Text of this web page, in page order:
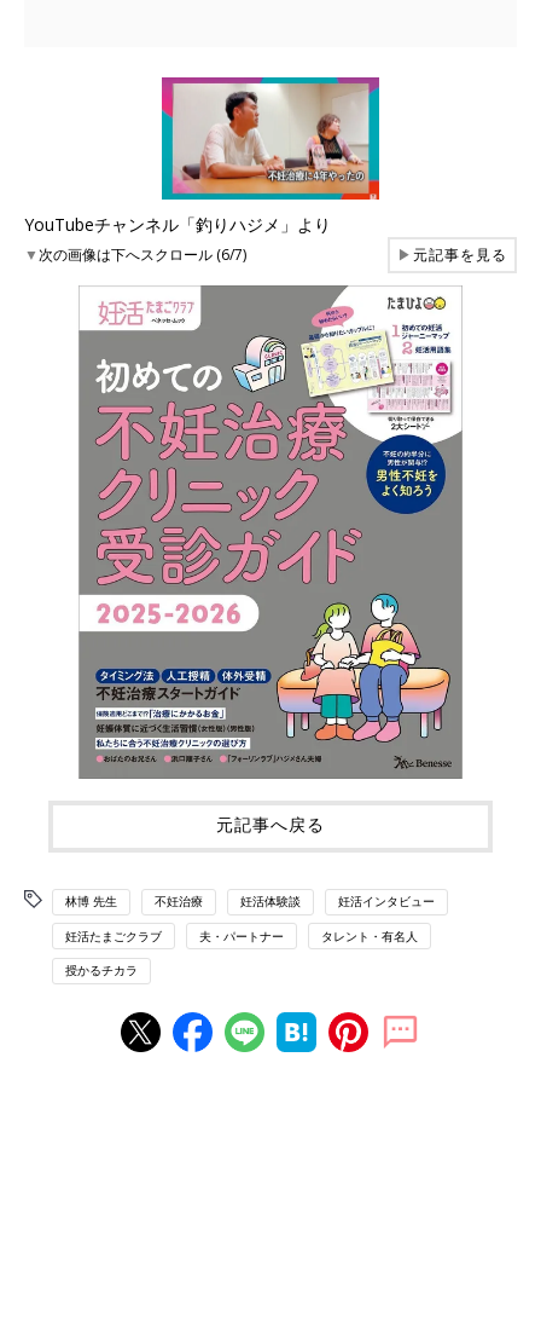
YouTubeチャンネル「釣りハジメ」より
▼次の画像は下へスクロール (6/7) ▶元記事を見る
元記事へ戻る
林博 先生 不妊治療 妊活体験談 妊活インタビュー
妊活たまごクラブ 夫・パートナー タレント・有名人
授かるチカラ